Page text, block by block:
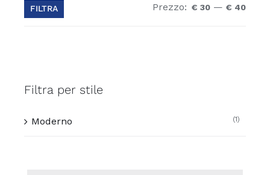
FILTRA Prezzo: € 30 — € 40
Filtra per stile
Moderno (1)